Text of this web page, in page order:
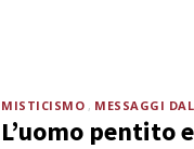
MISTICISMO MESSAGGI
L’uomo pentito